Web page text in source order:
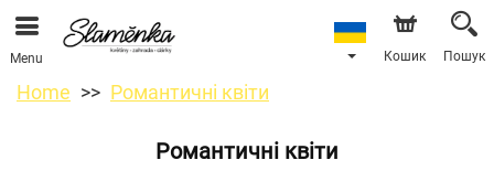
Menu Кошик Пошук
Home Романтичні квіти
Романтичні квіти